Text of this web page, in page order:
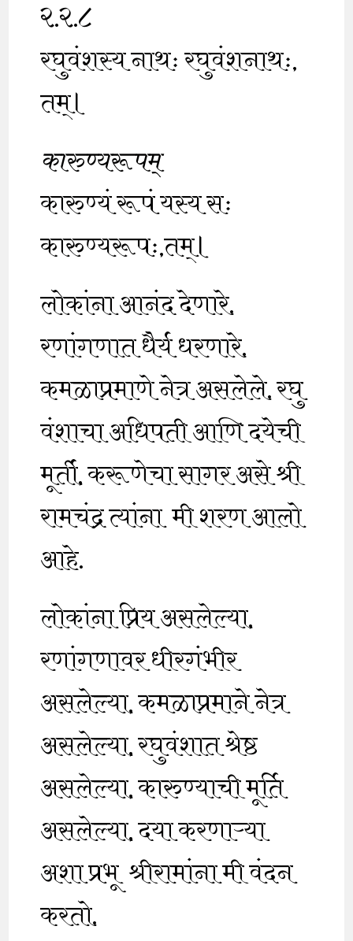
२.२.८
रघुवंशस्य नाथः रघुवंशनाथः,
तम्।
कारुण्यरूपम्
कारुण्यं रूपं यस्य सः
कारुण्यरूपः,तम्।
लोकांना आनंद देणारे.
रणांगणात धैर्य धरणारे.
कमळाप्रमाणे नेत्र असलेले. रघु
वंशाचा अधिपती आणि दयेची
मूर्ती, करूणेचा सागर असे श्री
रामचंद्र त्यांना मी शरण आलो
आहे.
लोकांना प्रिय असलेल्या,
रणांगणावर धीरगंभीर
असलेल्या, कमळाप्रमाने नेत्र
असलेल्या, रघुवंशात श्रेष्ठ
असलेल्या, कारुण्याची मूर्ति
असलेल्या, दया करणाऱ्या
अशा प्रभू श्रीरामांना मी वंदन
करतो.